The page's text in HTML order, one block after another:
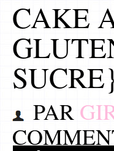
CAKE
PAR